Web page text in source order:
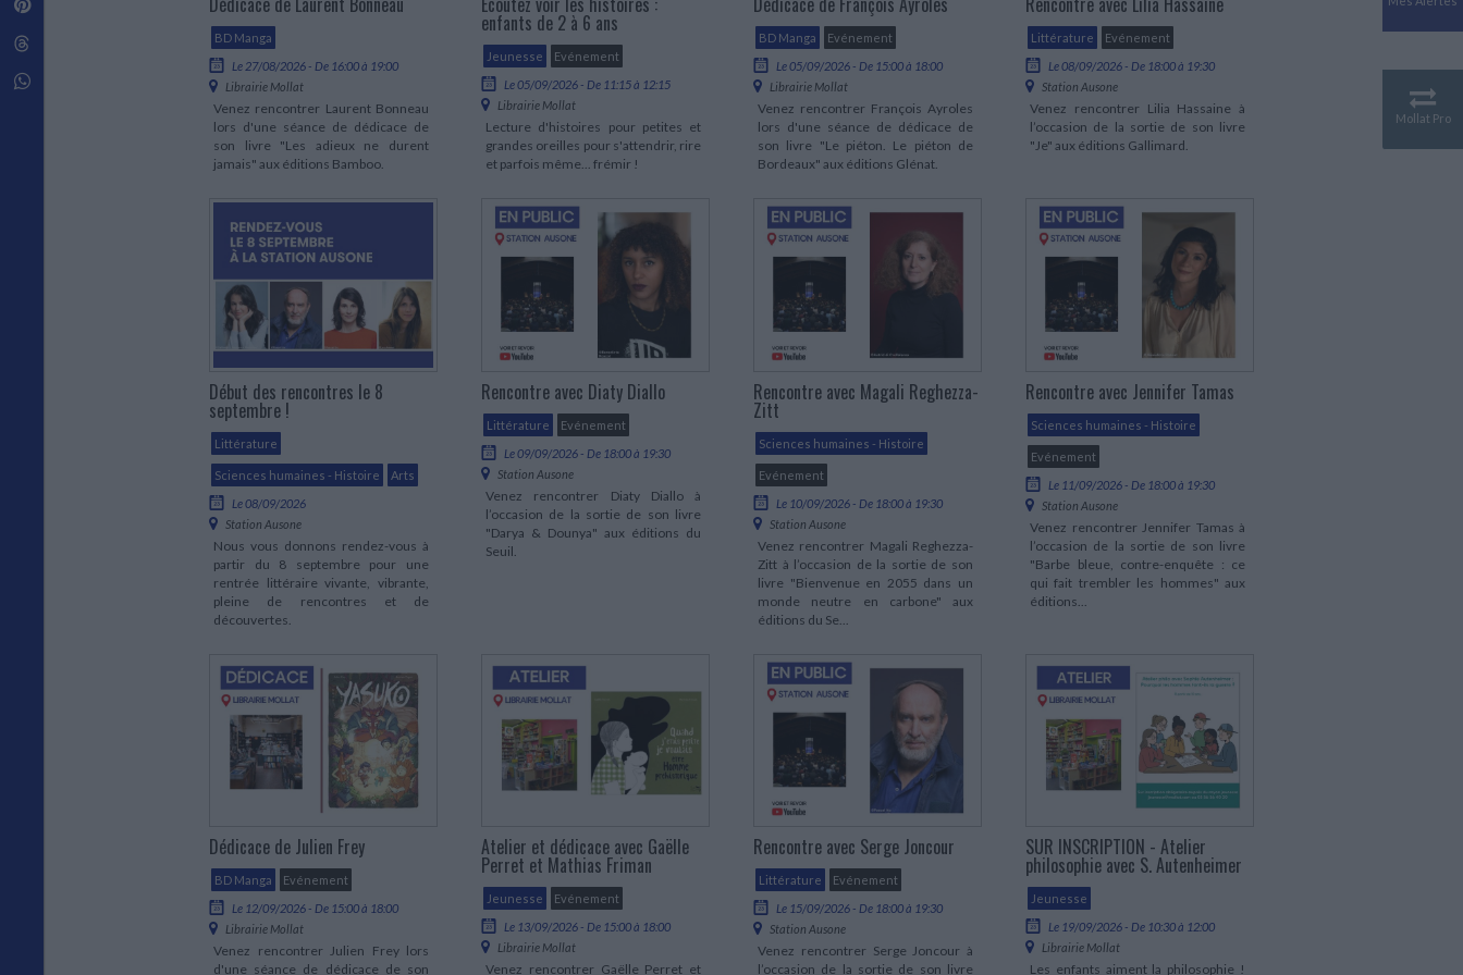
Mollat Pro
SCIENCE FICTION ET FANTASY
Littérature SF et Fantasy
LITTÉRATURE DE VOYAGE
Récits des voyageurs et des
explorateurs
SOCIOLOGIE
Sociologie générale
Travail social
Santé et société
ETHNOLOGIE
Ethnologie par pays
Relations et politiques
internationales
Sécurité nationale - Défense
ECOLOGIE - ENVIRONNEMENT
Ecologie
Histoire moderne
Histoire contemporaine
BIOGRAPHIES HISTORIQUES
Biographies historiques
HISTOIRE - GÉNÉRALITÉS
Historiographie
Etudes historiques
Franc-maçonnerie
Antiquité
Mythologies
GÉOGRAPHIE
Géographie - Démographie -
Territoire
CULTURE SCIENTIFIQUE
Techniques de construction
Matériaux de l’architecture
Urbanisme
Disciplines paramédicales
Ouvrages Généraux
Dictionnaires Français
Dictionnaires Bilingues
Langues universitaires -
Dictionnaires et méthodes
Méthodes Langues Grand public
BD Manga
Le 27/08/2026 - De 16:00 à 19:00
Librairie Mollat
Venez rencontrer Laurent Bonneau
lors d'une séance de dédicace de
son livre "Les adieux ne durent
jamais" aux éditions Bamboo.
enfants de 2 à 6 ans
Jeunesse
Evénement
Le 05/09/2026 - De 11:15 à 12:15
Librairie Mollat
Lecture d'histoires pour petites et
grandes oreilles pour s'attendrir, rire
et parfois même... frémir !
BD Manga
Evénement
Le 05/09/2026 - De 15:00 à 18:00
Librairie Mollat
Venez rencontrer François Ayroles
lors d'une séance de dédicace de
son livre "Le piéton. Le piéton de
Bordeaux" aux éditions Glénat.
Littérature
Evénement
Le 08/09/2026 - De 18:00 à 19:30
Station Ausone
Venez rencontrer Lilia Hassaine à
l’occasion de la sortie de son livre
"Je" aux éditions Gallimard.
Début des rencontres le 8
septembre !
Littérature
Sciences humaines - Histoire
Arts
Le 08/09/2026
Station Ausone
Nous vous donnons rendez-vous à
partir du 8 septembre pour une
rentrée littéraire vivante, vibrante,
pleine de rencontres et de
découvertes.
Rencontre avec Diaty Diallo
Littérature
Evénement
Le 09/09/2026 - De 18:00 à 19:30
Station Ausone
Venez rencontrer Diaty Diallo à
l’occasion de la sortie de son livre
"Darya & Dounya" aux éditions du
Seuil.
Rencontre avec Magali Reghezza-
Zitt
Sciences humaines - Histoire
Evénement
Le 10/09/2026 - De 18:00 à 19:30
Station Ausone
Venez rencontrer Magali Reghezza-
Zitt à l’occasion de la sortie de son
livre "Bienvenue en 2055 dans un
monde neutre en carbone" aux
éditions du Se...
Rencontre avec Jennifer Tamas
Sciences humaines - Histoire
Evénement
Le 11/09/2026 - De 18:00 à 19:30
Station Ausone
Venez rencontrer Jennifer Tamas à
l’occasion de la sortie de son livre
"Barbe bleue, contre-enquête : ce
qui fait trembler les hommes" aux
éditions...
Dédicace de Julien Frey
BD Manga
Evénement
Le 12/09/2026 - De 15:00 à 18:00
Librairie Mollat
Venez rencontrer Julien Frey lors
d'une séance de dédicace de son
Atelier et dédicace avec Gaëlle
Perret et Mathias Friman
Jeunesse
Evénement
Le 13/09/2026 - De 15:00 à 18:00
Librairie Mollat
Venez rencontrer Gaëlle Perret et
Rencontre avec Serge Joncour
Littérature
Evénement
Le 15/09/2026 - De 18:00 à 19:30
Station Ausone
Venez rencontrer Serge Joncour à
l’occasion de la sortie de son livre
SUR INSCRIPTION - Atelier
philosophie avec S. Autenheimer
Jeunesse
Le 19/09/2026 - De 10:30 à 12:00
Librairie Mollat
Les enfants aiment la philosophie !